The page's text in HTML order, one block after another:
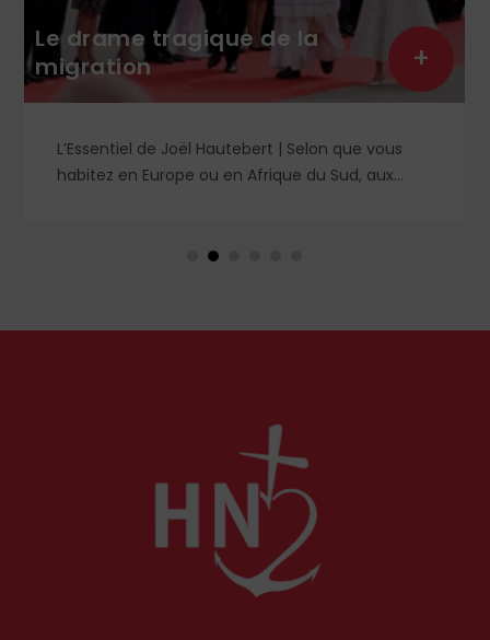
Le drame tragique de la
migration
L’Essentiel de Joël Hautebert | Selon que vous
habitez en Europe ou en Afrique du Sud, aux
événements aux Pays-Bas ou en Irlande
comme l'a rappelé Léon XIV récemment.
+